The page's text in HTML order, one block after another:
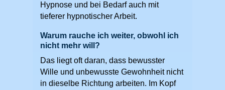
Hypnose und bei Bedarf auch mit
tieferer hypnotischer Arbeit.
Warum rauche ich weiter, obwohl ich
nicht mehr will?
Das liegt oft daran, dass bewusster
Wille und unbewusste Gewohnheit nicht
in dieselbe Richtung arbeiten. Im Kopf